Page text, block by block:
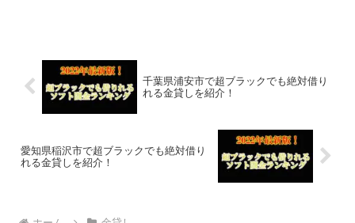
千葉県浦安市で超ブラックでも絶対借り
れる金貸しを紹介！
愛知県稲沢市で超ブラックでも絶対借り
れる金貸しを紹介！